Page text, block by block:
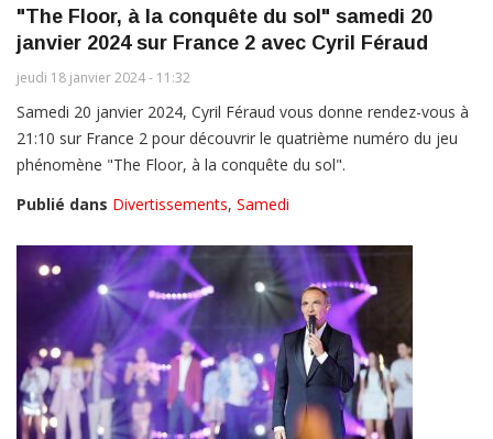
"The Floor, à la conquête du sol" samedi 20
janvier 2024 sur France 2 avec Cyril Féraud
jeudi 18 janvier 2024 - 11:32
Samedi 20 janvier 2024, Cyril Féraud vous donne rendez-vous à
21:10 sur France 2 pour découvrir le quatrième numéro du jeu
phénomène "The Floor, à la conquête du sol".
Publié dans Divertissements, Samedi